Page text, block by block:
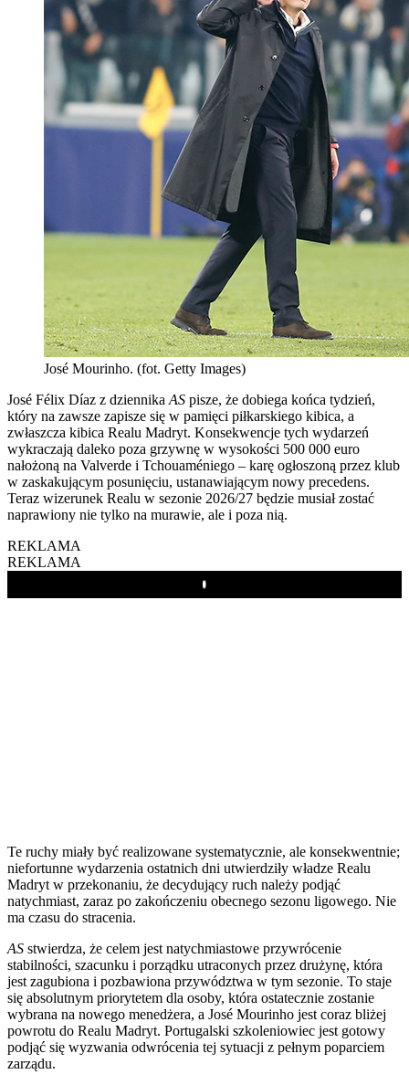
José Mourinho. (fot. Getty Images)
José Félix Díaz z dziennika AS pisze, że dobiega końca tydzień,
który na zawsze zapisze się w pamięci piłkarskiego kibica, a
zwłaszcza kibica Realu Madryt. Konsekwencje tych wydarzeń
wykraczają daleko poza grzywnę w wysokości 500 000 euro
nałożoną na Valverde i Tchouaméniego – karę ogłoszoną przez klub
w zaskakującym posunięciu, ustanawiającym nowy precedens.
Teraz wizerunek Realu w sezonie 2026/27 będzie musiał zostać
naprawiony nie tylko na murawie, ale i poza nią.
REKLAMA
REKLAMA
Play
Te ruchy miały być realizowane systematycznie, ale konsekwentnie;
niefortunne wydarzenia ostatnich dni utwierdziły władze Realu
Madryt w przekonaniu, że decydujący ruch należy podjąć
natychmiast, zaraz po zakończeniu obecnego sezonu ligowego. Nie
ma czasu do stracenia.
AS stwierdza, że celem jest natychmiastowe przywrócenie
stabilności, szacunku i porządku utraconych przez drużynę, która
jest zagubiona i pozbawiona przywództwa w tym sezonie. To staje
się absolutnym priorytetem dla osoby, która ostatecznie zostanie
wybrana na nowego menedżera, a José Mourinho jest coraz bliżej
powrotu do Realu Madryt. Portugalski szkoleniowiec jest gotowy
podjąć się wyzwania odwrócenia tej sytuacji z pełnym poparciem
zarządu.